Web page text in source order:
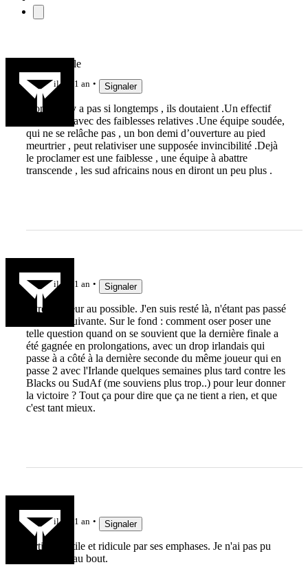
Clochemerle
il y a 1 an Signaler
Non , il n’y a pas si longtemps , ils doutaient .Un effectif
très riche , avec des faiblesses relatives .Une équipe soudée,
qui ne se relâche pas , un bon demi d’ouverture au pied
meurtrier , peut relativiser une supposée invincibilité .Dejà
le proclamer est une faiblesse , une équipe à abattre
transcende , les sud africains nous en diront un peu plus .
il y a 1 an Signaler
Titre racoleur au possible. J'en suis resté là, n'étant pas passé
a la ligne suivante. Sur le fond : comment oser poser une
telle question quand on se souvient que la dernière finale a
été gagnée en prolongations, avec un drop irlandais qui
passe à a côté à la dernière seconde du même joueur qui en
passe 2 avec l'Irlande quelques semaines plus tard contre les
Blacks ou SudAf (me souviens plus trop..) pour leur donner
la victoire ? Tout ça pour dire que ça ne tient a rien, et que
c'est tant mieux.
il y a 1 an Signaler
Article inutile et ridicule par ses emphases. Je n'ai pas pu
aller jusqu'au bout.